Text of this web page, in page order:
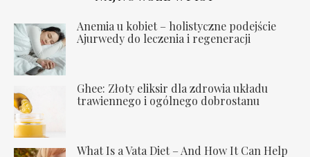
Anemia u kobiet – holistyczne podejście
Ajurwedy do leczenia i regeneracji
Ghee: Złoty eliksir dla zdrowia układu
trawiennego i ogólnego dobrostanu
What Is a Vata Diet – And How It Can Help